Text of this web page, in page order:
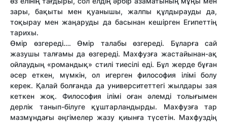
зары, бақыты мен қуанышы, жалпы құлдырауды да,
тоқырау мен жаңаруды да басынан кешірген Египеттің
тарихы.
Өмір өзгереді…. Өмір талабы өзгереді. Бұларға сай
жазушы талғамы да өзгереді. Махфузға жастайынан-ақ
ойлаудың «романдық» стилі тиесілі еді. Бұл жерде бұған
әсер еткен, мүмкін, ол игерген философия ілімі болу
керек. Қалай болғанда да университеттегі жылдары зая
кеткен жоқ. Философия ілімі оған әлемді толығымен
дерлік танып-білуге құштарландырды. Махфузға тар
мазмұндағы әңгімелер жазу қиынға түсетін. Махфуздің